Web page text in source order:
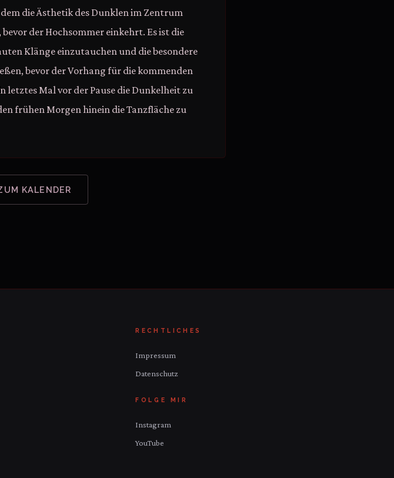
die Ästhetik des Dunklen im Zentrum
der Hochsommer einkehrt. Es ist die
Klänge einzutauchen und die besondere
bevor der Vorhang für die kommenden
Mal vor der Pause die Dunkelheit zu
frühen Morgen hinein die Tanzfläche zu
KALENDER
RECHTLICHES
Impressum
Datenschutz
FOLGE MIR
Instagram
YouTube